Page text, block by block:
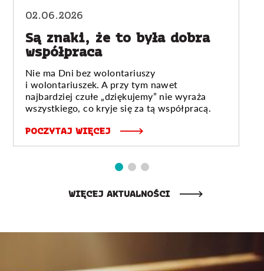
02.06.2026
Są znaki, że to była dobra
współpraca
Nie ma Dni bez wolontariuszy
i wolontariuszek. A przy tym nawet
najbardziej czułe „dziękujemy” nie wyraża
wszystkiego, co kryje się za tą współpracą.
POCZYTAJ WIĘCEJ
WIĘCEJ AKTUALNOŚCI